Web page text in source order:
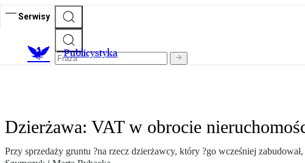
Serwisy
Publicystyka
Dzierżawa: VAT w obrocie
Przy sprzedaży gruntu ?na rzecz dzierżawcy, który ?go wcześniej